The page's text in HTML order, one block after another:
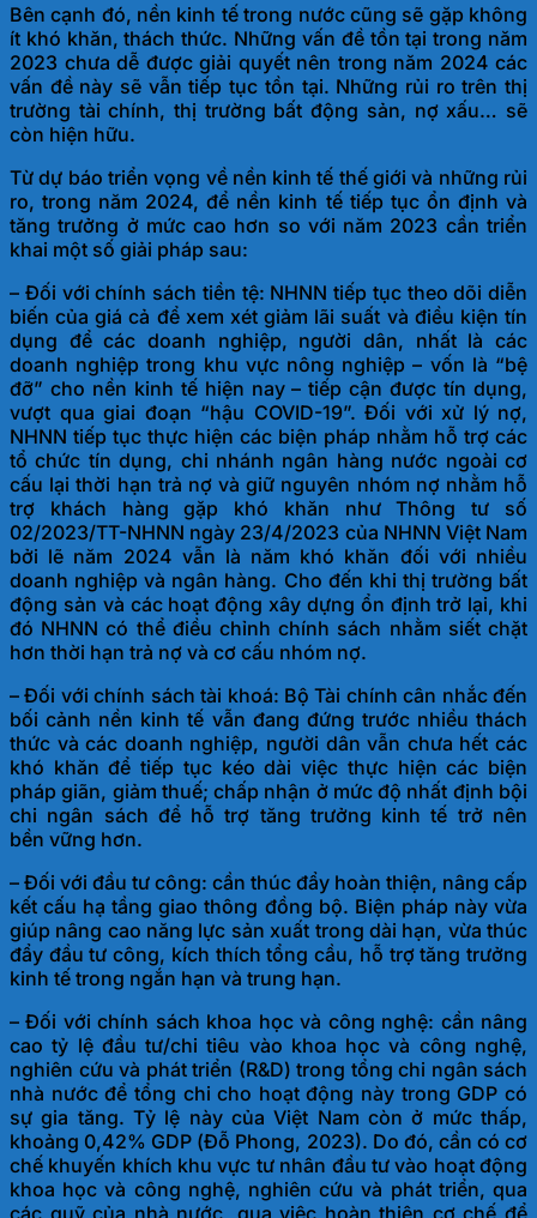
Bên cạnh đó, nền kinh tế trong nước cũng sẽ gặp không
ít khó khăn, thách thức. Những vấn đề tồn tại trong năm
2023 chưa dễ được giải quyết nên trong năm 2024 các
vấn đề này sẽ vẫn tiếp tục tồn tại. Những rủi ro trên thị
trường tài chính, thị trường bất động sản, nợ xấu… sẽ
còn hiện hữu.
Từ dự báo triển vọng về nền kinh tế thế giới và những rủi
ro, trong năm 2024, để nền kinh tế tiếp tục ổn định và
tăng trưởng ở mức cao hơn so với năm 2023 cần triển
khai một số giải pháp sau:
– Đối với chính sách tiền tệ: NHNN tiếp tục theo dõi diễn
biến của giá cả để xem xét giảm lãi suất và điều kiện tín
dụng để các doanh nghiệp, người dân, nhất là các
doanh nghiệp trong khu vực nông nghiệp – vốn là “bệ
đỡ” cho nền kinh tế hiện nay – tiếp cận được tín dụng,
vượt qua giai đoạn “hậu COVID-19”. Đối với xử lý nợ,
NHNN tiếp tục thực hiện các biện pháp nhằm hỗ trợ các
tổ chức tín dụng, chi nhánh ngân hàng nước ngoài cơ
cấu lại thời hạn trả nợ và giữ nguyên nhóm nợ nhằm hỗ
trợ khách hàng gặp khó khăn như Thông tư số
02/2023/TT-NHNN ngày 23/4/2023 của NHNN Việt Nam
bởi lẽ năm 2024 vẫn là năm khó khăn đối với nhiều
doanh nghiệp và ngân hàng. Cho đến khi thị trường bất
động sản và các hoạt động xây dựng ổn định trở lại, khi
đó NHNN có thể điều chỉnh chính sách nhằm siết chặt
hơn thời hạn trả nợ và cơ cấu nhóm nợ.
– Đối với chính sách tài khoá: Bộ Tài chính cân nhắc đến
bối cảnh nền kinh tế vẫn đang đứng trước nhiều thách
thức và các doanh nghiệp, người dân vẫn chưa hết các
khó khăn để tiếp tục kéo dài việc thực hiện các biện
pháp giãn, giảm thuế; chấp nhận ở mức độ nhất định bội
chi ngân sách để hỗ trợ tăng trưởng kinh tế trở nên
bền vững hơn.
– Đối với đầu tư công: cần thúc đẩy hoàn thiện, nâng cấp
kết cấu hạ tầng giao thông đồng bộ. Biện pháp này vừa
giúp nâng cao năng lực sản xuất trong dài hạn, vừa thúc
đẩy đầu tư công, kích thích tổng cầu, hỗ trợ tăng trưởng
kinh tế trong ngắn hạn và trung hạn.
– Đối với chính sách khoa học và công nghệ: cần nâng
cao tỷ lệ đầu tư/chi tiêu vào khoa học và công nghệ,
nghiên cứu và phát triển (R&D) trong tổng chi ngân sách
nhà nước để tổng chi cho hoạt động này trong GDP có
sự gia tăng. Tỷ lệ này của Việt Nam còn ở mức thấp,
khoảng 0,42% GDP (Đỗ Phong, 2023). Do đó, cần có cơ
chế khuyến khích khu vực tư nhân đầu tư vào hoạt động
khoa học và công nghệ, nghiên cứu và phát triển, qua
các quỹ của nhà nước, qua việc hoàn thiện cơ chế để